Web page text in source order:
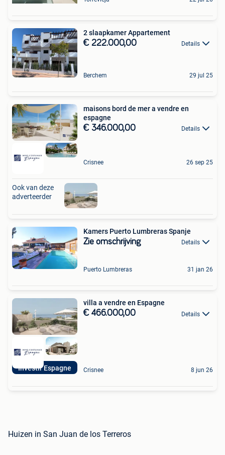
2 slaapkamer Appartement
€ 222.000,00 Details
Berchem 29 jul 25
maisons bord de mer a vendre en
espagne
€ 346.000,00 Details
Crisnee 26 sep 25
Ook van deze
adverteerder
Kamers Puerto Lumbreras Spanje
Zie omschrijving Details
Puerto Lumbreras 31 jan 26
Investir Espagne
villa a vendre en Espagne
€ 466.000,00 Details
Crisnee 8 jun 26
Huizen in San Juan de los Terreros